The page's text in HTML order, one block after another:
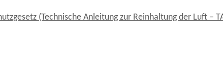
(Technische Anleitung zur Reinhaltung der Luft –